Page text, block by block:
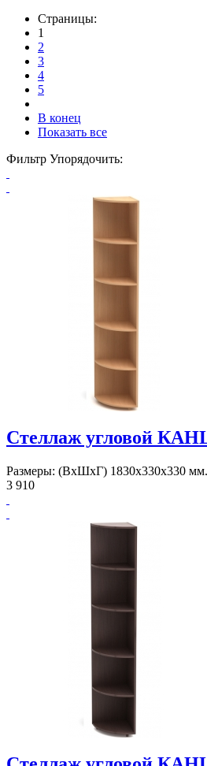
Страницы:
1
2
3
4
5
В конец
Показать все
Фильтр Упорядочить:
Стеллаж угловой
Размеры: (ВхШхГ) 1830х330х330
3 910